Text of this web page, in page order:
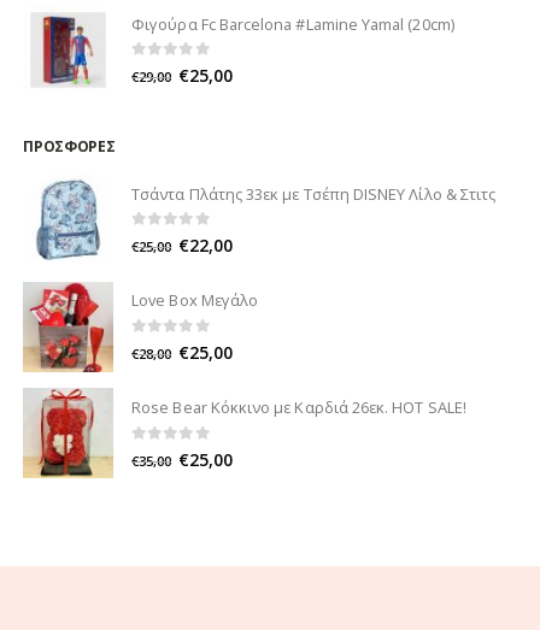
Φιγούρα Fc Barcelona #Lamine Yamal (20cm)
out of 5
€29,00 €25,00
ΠΡΟΣΦΟΡΈΣ
Τσάντα Πλάτης 33εκ με Τσέπη DISNEY Λίλο & Στιτς
out of 5
€25,00 €22,00
Love Box Μεγάλο
out of 5
€28,00 €25,00
Rose Bear Κόκκινο με Καρδιά 26εκ. HOT SALE!
out of 5
€35,00 €25,00